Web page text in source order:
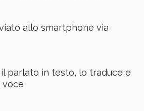
allo smartphone via
il parlato in testo, lo traduce e
voce